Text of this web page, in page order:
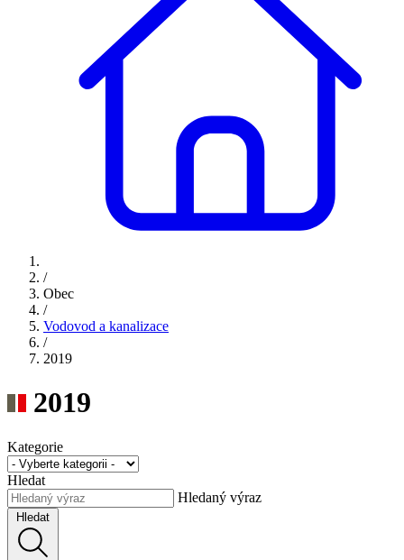
/
Obec
/
Vodovod a kanalizace
/
2019
2019
Kategorie
Hledat
Hledaný výraz
Hledat